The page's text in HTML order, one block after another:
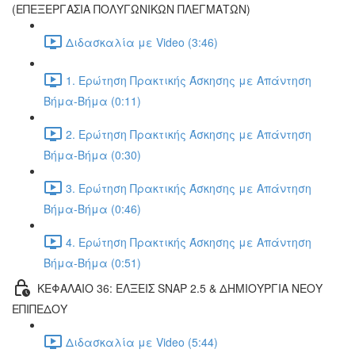
(ΕΠΕΞΕΡΓΑΣΙΑ ΠΟΛΥΓΩΝΙΚΩΝ ΠΛΕΓΜΑΤΩΝ)
Διδασκαλία με Video (3:46)
1. Ερώτηση Πρακτικής Άσκησης με Απάντηση
Βήμα-Βήμα (0:11)
2. Ερώτηση Πρακτικής Άσκησης με Απάντηση
Βήμα-Βήμα (0:30)
3. Ερώτηση Πρακτικής Άσκησης με Απάντηση
Βήμα-Βήμα (0:46)
4. Ερώτηση Πρακτικής Άσκησης με Απάντηση
Βήμα-Βήμα (0:51)
ΚΕΦΑΛΑΙΟ 36: ΕΛΞΕΙΣ SNAP 2.5 & ΔΗΜΙΟΥΡΓΙΑ ΝΕΟΥ
ΕΠΙΠΕΔΟΥ
Διδασκαλία με Video (5:44)